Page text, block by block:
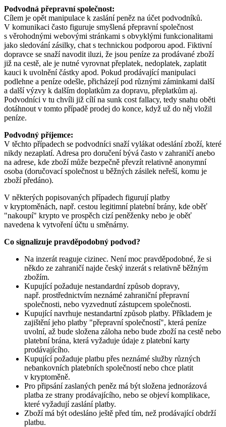
Podvodná přepravní společnost:
Cílem je opět manipulace k zaslání peněz na účet podvodníků.
V komunikaci často figuruje smyšlená přepravní společnost
s věrohodnými webovými stránkami s obvyklými funkcionalitami
jako sledování zásilky, chat s technickou podporou apod. Fiktivní
dopravce se snaží navodit iluzi, že jsou peníze za prodávané zboží
již na cestě, ale je nutné vyrovnat přeplatek, nedoplatek, zaplatit
kauci k uvolnění částky apod. Pokud prodávající manipulaci
podlehne a peníze odešle, přicházejí pod různými záminkami další
a další výzvy k dalším doplatkům za dopravu, přeplatkům aj.
Podvodníci v tu chvíli již cílí na sunk cost fallacy, tedy snahu oběti
dotáhnout v tomto případě prodej do konce, když už do něj vložil
peníze.
Podvodný příjemce:
V těchto případech se podvodníci snaží vylákat odeslání zboží, které
nikdy nezaplatí. Adresa pro doručení bývá často v zahraničí anebo
na adrese, kde zboží může bezpečně převzít relativně anonymní
osoba (doručovací společnost u běžných zásilek neřeší, komu je
zboží předáno).
V některých popisovaných případech figurují platby
v kryptoměnách, např. cestou legitimní platební brány, kde oběť
"nakoupí" krypto ve prospěch cizí peněženky nebo je oběť
navedena k vytvoření účtu u směnárny.
Co signalizuje pravděpodobný podvod?
Na inzerát reaguje cizinec. Není moc pravděpodobné, že si
někdo ze zahraničí najde český inzerát s relativně běžným
zbožím.
Kupující požaduje nestandardní způsob dopravy,
např. prostřednictvím neznámé zahraniční přepravní
společnosti, nebo vyzvednutí zástupcem společnosti.
Kupující navrhuje nestandartní způsob platby. Příkladem je
zajištění jeho platby "přepravní společností", která peníze
uvolní, až bude složena záloha nebo bude zboží na cestě nebo
platební brána, která vyžaduje údaje z platební karty
prodávajícího.
Kupující požaduje platbu přes neznámé služby různých
nebankovních platebních společností nebo chce platit
v kryptoměně.
Pro připsání zaslaných peněz má být složena jednorázová
platba ze strany prodávajícího, nebo se objeví komplikace,
které vyžadují zaslání platby.
Zboží má být odesláno ještě před tím, než prodávající obdrží
platbu.